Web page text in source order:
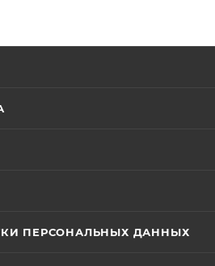
ПЕРСОНАЛЬНЫХ ДАННЫХ